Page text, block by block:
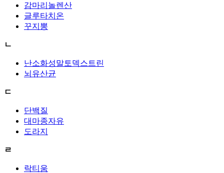
감마리놀렌산
글루타치온
꾸지뽕
ㄴ
난소화성말토덱스트린
뇌유산균
ㄷ
단백질
대마종자유
도라지
ㄹ
락티움